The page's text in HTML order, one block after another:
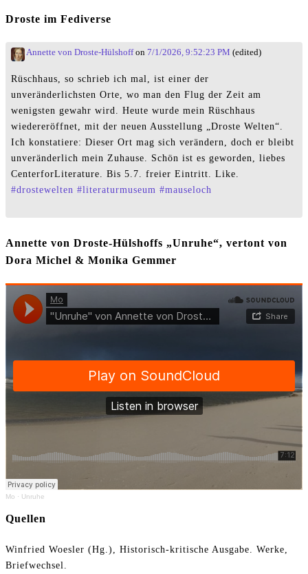
Droste im Fediverse
Annette von Droste-Hülshoffon 7/1/2026, 9:52:23 PM (edited)
Rüschhaus, so schrieb ich mal, ist einer der
unveränderlichsten Orte, wo man den Flug der Zeit am
wenigsten gewahr wird. Heute wurde mein Rüschhaus
wiedereröffnet, mit der neuen Ausstellung „Droste Welten“.
Ich konstatiere: Dieser Ort mag sich verändern, doch er bleibt
unveränderlich mein Zuhause. Schön ist es geworden, liebes
CenterforLiterature. Bis 5.7. freier Eintritt. Like.
#drostewelten #literaturmuseum #mauseloch
Annette von Droste-Hülshoffs „Unruhe“, vertont von
Dora Michel & Monika Gemmer
Mo · Unruhe
Quellen
Winfried Woesler (Hg.), Historisch-kritische Ausgabe. Werke,
Briefwechsel.